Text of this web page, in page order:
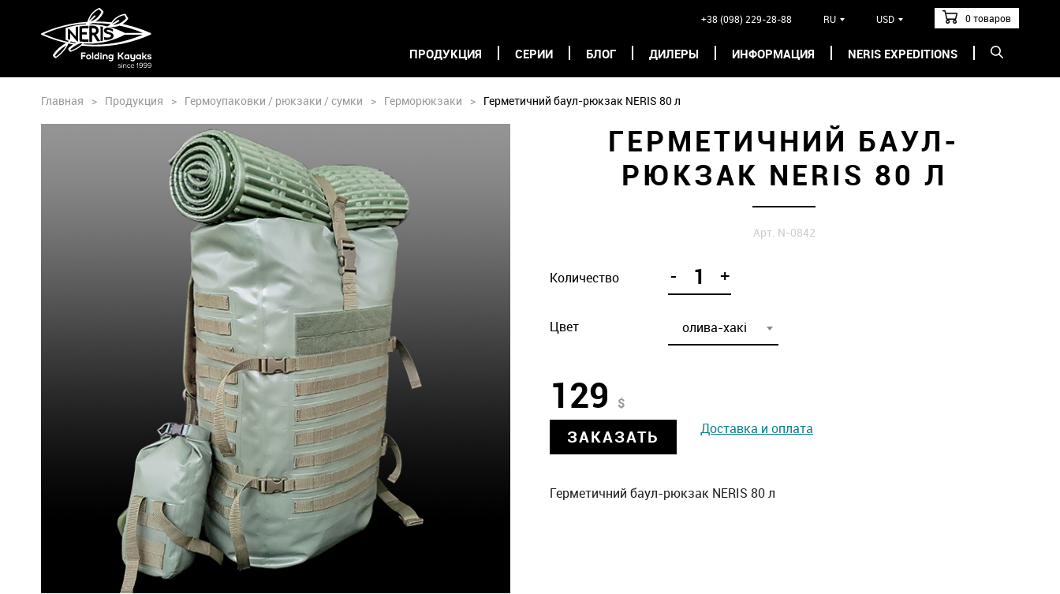
0 товаров
USD
RU
+38 (098) 229-28-88
ПРОДУКЦИЯ СЕРИИ БЛОГ ДИЛЕРЫ ИНФОРМАЦИЯ NERIS EXPEDITIONS
Главная > Продукция > Гермоупаковки / рюкзаки / сумки > Герморюкзаки > Герметичний баул-рюкзак NERIS 80 л
ГЕРМЕТИЧНИЙ БАУЛ-
РЮКЗАК NERIS 80 Л
Арт. N-0842
Количество - +
Цвет олива-хакі
129 $
ЗАКАЗАТЬ Доставка и оплата
Герметичний баул-рюкзак NERIS 80 л